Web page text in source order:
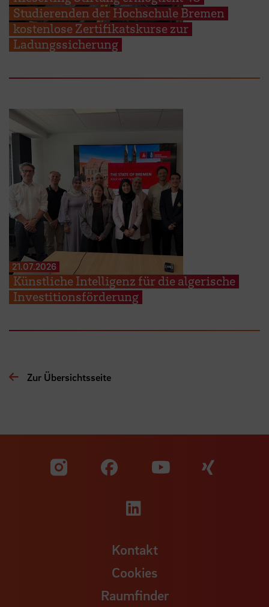
Studierenden der Hochschule Bremen
kostenlose Zertifikatskurse zur
Ladungssicherung
21.07.2026
Künstliche Intelligenz für die algerische
Investitionsförderung
Zur Übersichtsseite
Zu unserer Facebook
Zu
Zu unserer
Kontakt
Cookies
Raumfinder